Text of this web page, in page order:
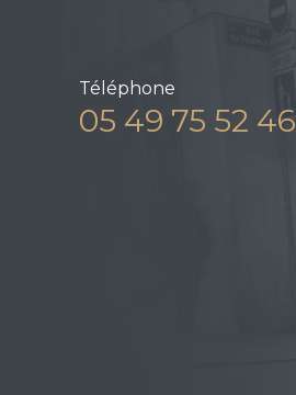
Téléphone
05 49 75 52 46